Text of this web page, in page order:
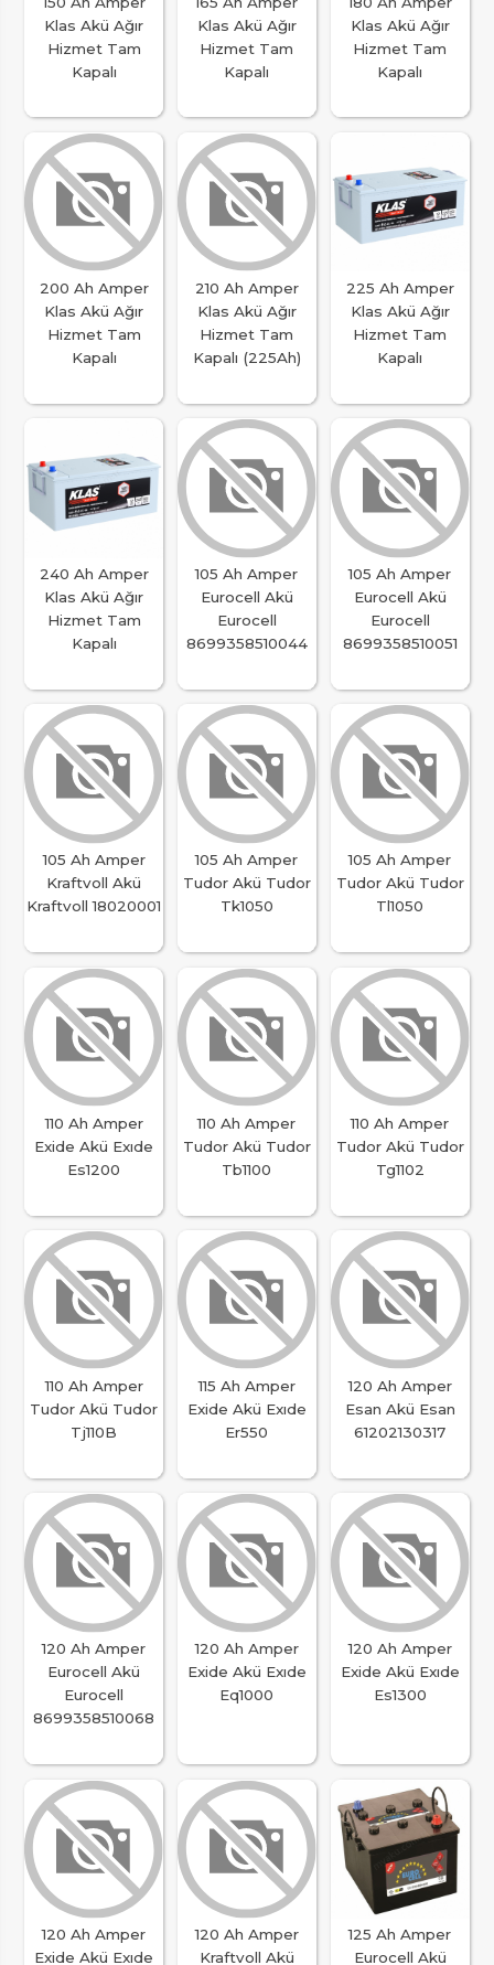
Klas Akü Ağır
Hizmet Tam
Kapalı
Klas Akü Ağır
Hizmet Tam
Kapalı
Klas Akü Ağır
Hizmet Tam
Kapalı
200 Ah Amper
Klas Akü Ağır
Hizmet Tam
Kapalı
210 Ah Amper
Klas Akü Ağır
Hizmet Tam
Kapalı (225Ah)
225 Ah Amper
Klas Akü Ağır
Hizmet Tam
Kapalı
240 Ah Amper
Klas Akü Ağır
Hizmet Tam
Kapalı
105 Ah Amper
Eurocell Akü
Eurocell
8699358510044
105 Ah Amper
Eurocell Akü
Eurocell
8699358510051
105 Ah Amper
Kraftvoll Akü
Kraftvoll 18020001
105 Ah Amper
Tudor Akü Tudor
Tk1050
105 Ah Amper
Tudor Akü Tudor
Tl1050
110 Ah Amper
Exide Akü Exıde
Es1200
110 Ah Amper
Tudor Akü Tudor
Tb1100
110 Ah Amper
Tudor Akü Tudor
Tg1102
110 Ah Amper
Tudor Akü Tudor
Tj110B
115 Ah Amper
Exide Akü Exıde
Er550
120 Ah Amper
Esan Akü Esan
61202130317
120 Ah Amper
Eurocell Akü
Eurocell
8699358510068
120 Ah Amper
Exide Akü Exıde
Eq1000
120 Ah Amper
Exide Akü Exıde
Es1300
120 Ah Amper
Exide Akü Exıde
120 Ah Amper
Kraftvoll Akü
125 Ah Amper
Eurocell Akü